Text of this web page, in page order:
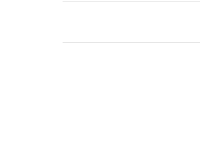
個人情報はその利用目的をでき
個人情報は、法令に基づく場